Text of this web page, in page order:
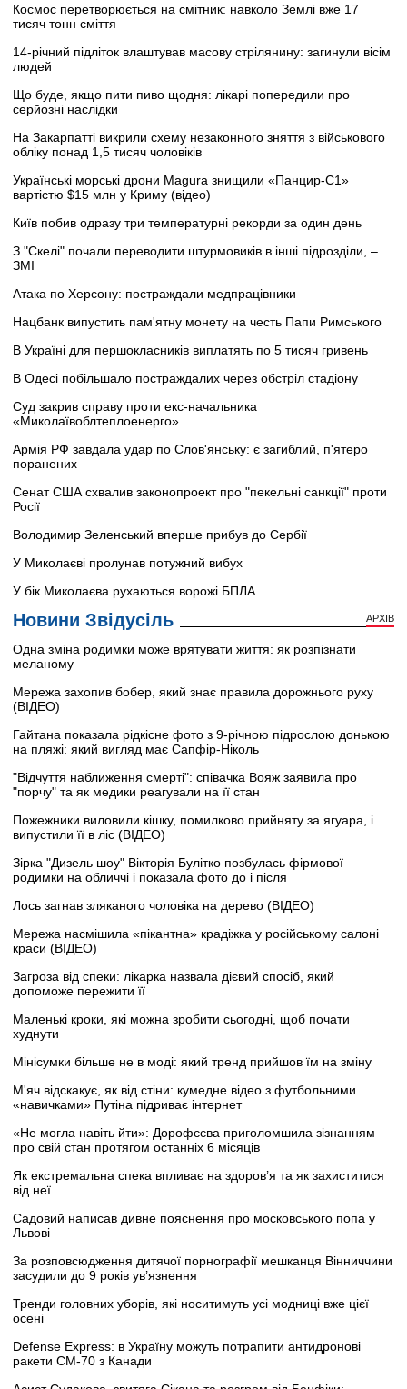
Космос перетворюється на смітник: навколо Землі вже 17
тисяч тонн сміття
14-річний підліток влаштував масову стрілянину: загинули вісім
людей
Що буде, якщо пити пиво щодня: лікарі попередили про
серйозні наслідки
На Закарпатті викрили схему незаконного зняття з військового
обліку понад 1,5 тисяч чоловіків
Українські морські дрони Magura знищили «Панцир-С1»
вартістю $15 млн у Криму (відео)
Київ побив одразу три температурні рекорди за один день
З "Скелі" почали переводити штурмовиків в інші підрозділи, –
ЗМІ
Атака по Херсону: постраждали медпрацівники
Нацбанк випустить пам'ятну монету на честь Папи Римського
В Україні для першокласників виплатять по 5 тисяч гривень
В Одесі побільшало постраждалих через обстріл стадіону
Суд закрив справу проти екс-начальника
«Миколаївоблтеплоенерго»
Армія РФ завдала удар по Слов'янську: є загиблий, п'ятеро
поранених
Сенат США схвалив законопроект про "пекельні санкції" проти
Росії
Володимир Зеленський вперше прибув до Сербії
У Миколаєві пролунав потужний вибух
У бік Миколаєва рухаються ворожі БПЛА
Новини Звідусіль АРХІВ
Одна зміна родимки може врятувати життя: як розпізнати
меланому
Мережа захопив бобер, який знає правила дорожнього руху
(ВІДЕО)
Гайтана показала рідкісне фото з 9-річною підрослою донькою
на пляжі: який вигляд має Сапфір-Ніколь
"Відчуття наближення смерті": співачка Вояж заявила про
"порчу" та як медики реагували на її стан
Пожежники виловили кішку, помилково прийняту за ягуара, і
випустили її в ліс (ВІДЕО)
Зірка "Дизель шоу" Вікторія Булітко позбулась фірмової
родимки на обличчі і показала фото до і після
Лось загнав зляканого чоловіка на дерево (ВІДЕО)
Мережа насмішила «пікантна» крадіжка у російському салоні
краси (ВІДЕО)
Загроза від спеки: лікарка назвала дієвий спосіб, який
допоможе пережити її
Маленькі кроки, які можна зробити сьогодні, щоб почати
худнути
Мінісумки більше не в моді: який тренд прийшов їм на зміну
М'яч відскакує, як від стіни: кумедне відео з футбольними
«навичками» Путіна підриває інтернет
«Не могла навіть йти»: Дорофєєва приголомшила зізнанням
про свій стан протягом останніх 6 місяців
Як екстремальна спека впливає на здоров’я та як захиститися
від неї
Садовий написав дивне пояснення про московського попа у
Львові
За розповсюдження дитячої порнографії мешканця Вінниччини
засудили до 9 років ув’язнення
Тренди головних уборів, які носитимуть усі модниці вже цієї
осені
Defense Express: в Україну можуть потрапити антидронові
ракети CM-70 з Канади